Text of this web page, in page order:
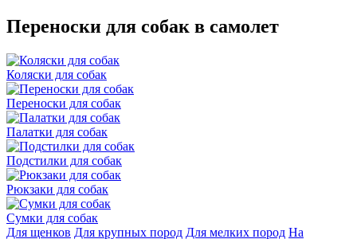
Переноски для собак в самолет
Коляски для собак
Переноски для собак
Палатки для собак
Подстилки для собак
Рюкзаки для собак
Сумки для собак
Для щенков Для крупных пород Для мелких пород На